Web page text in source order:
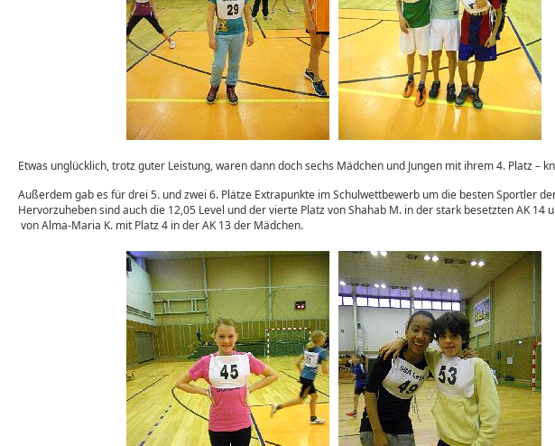
Etwas unglücklich, trotz guter Leistung, waren dann doch sechs Mädchen und Jungen mit ihrem 4. Platz –
Außerdem gab es für drei 5. und zwei 6. Plätze Extrapunkte im Schulwettbewerb um die besten Sportler
Hervorzuheben sind auch die 12,05 Level und der vierte Platz von Shahab M. in der stark besetzten AK 14
von Alma-Maria K. mit Platz 4 in der AK 13 der Mädchen.